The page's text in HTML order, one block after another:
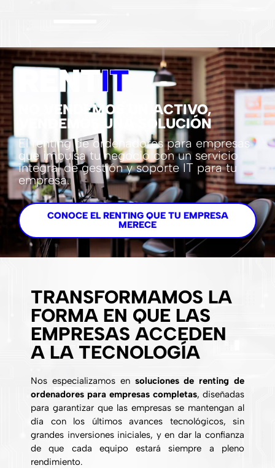
RENTIT
NO VENDEMOS UN ACTIVO,
VENDEMOS UNA SOLUCIÓN
El renting de ordenadores para empresas
que impulsa tu negocio con un servicio
integral de gestión y soporte IT para tu
empresa.
CONOCE EL RENTING QUE TU EMPRESA
MERECE
TRANSFORMAMOS LA
FORMA EN QUE LAS
EMPRESAS ACCEDEN
A LA TECNOLOGÍA
Nos especializamos en soluciones de renting de
ordenadores para empresas completas, diseñadas
para garantizar que las empresas se mantengan al
día con los últimos avances tecnológicos, sin
grandes inversiones iniciales, y en dar la confianza
de que cada equipo estará siempre a pleno
rendimiento.